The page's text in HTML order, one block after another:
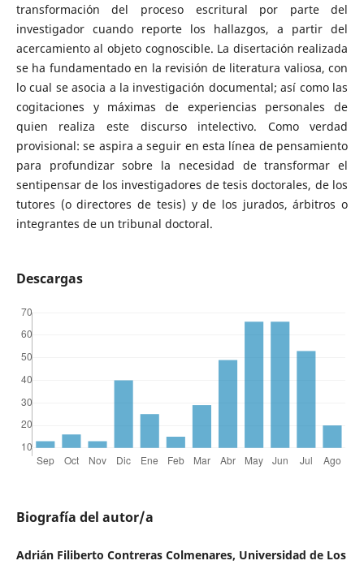
transformación del proceso escritural por parte del
investigador cuando reporte los hallazgos, a partir del
acercamiento al objeto cognoscible. La disertación realizada
se ha fundamentado en la revisión de literatura valiosa, con
lo cual se asocia a la investigación documental; así como las
cogitaciones y máximas de experiencias personales de
quien realiza este discurso intelectivo. Como verdad
provisional: se aspira a seguir en esta línea de pensamiento
para profundizar sobre la necesidad de transformar el
sentipensar de los investigadores de tesis doctorales, de los
tutores (o directores de tesis) y de los jurados, árbitros o
integrantes de un tribunal doctoral.
Descargas
Biografía del autor/a
Adrián Filiberto Contreras Colmenares, Universidad de Los